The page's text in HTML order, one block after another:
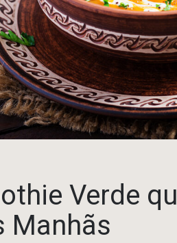
Verde
Manhãs